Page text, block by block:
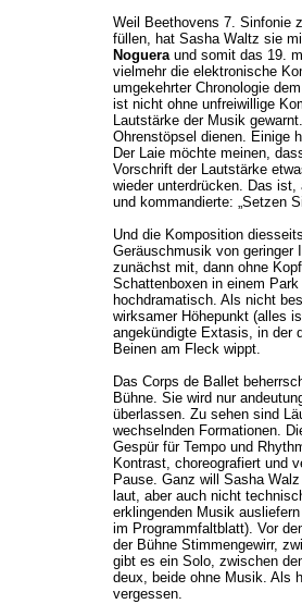
Weil Beethovens 7. Sinfonie
füllen, hat Sasha Waltz sie
Nogueraund somit das 19.
vielmehr die elektronische
umgekehrter Chronologie
ist nicht ohne unfreiwillige
Lautstärke der Musik
Ohrenstöpsel dienen. Einige
Der Laie möchte meinen,
Vorschrift der Lautstärke
wieder unterdrücken. Das
und kommandierte: „Setzen
Und die Komposition
Geräuschmusik von geringer
zunächst mit, dann ohne
Schattenboxen in einem
hochdramatisch. Als nicht
wirksamer Höhepunkt (alles
angekündigte Extasis, in der
Beinen am Fleck wippt.
Das Corps de Ballet
Bühne. Sie wird nur
überlassen. Zu sehen sind
wechselnden Formationen.
Gespür für Tempo und
Kontrast, choreografiert und
Pause. Ganz will Sasha
laut, aber auch nicht
erklingenden Musik
im Programmfaltblatt). Vor
der Bühne Stimmengewirr,
gibt es ein Solo, zwischen
deux, beide ohne Musik. Als
vergessen.